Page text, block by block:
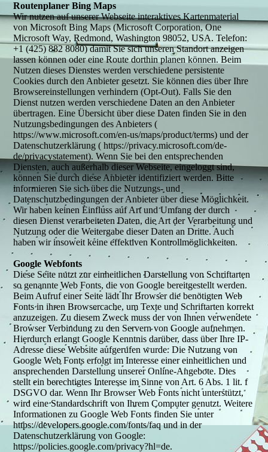
Routenplaner Bing Maps
Wir nutzen auf unserer Webseite interaktives Kartenmaterial
von Microsoft Bing Maps (Microsoft Corporation, One
Microsoft Way, Redmond, Washington 98052, USA. Telefon:
+1 (425) 882 8080) damit Sie sich unseren Standort anzeigen
lassen können oder eine Route dorthin planen können. Beim
Nutzen dieses Dienstes werden verschiedene persistente
Cookies durch den Anbieter gesetzt. Sie können dies über Ihre
Browsereinstellungen verhindern (Opt-Out). Falls Sie den
Dienst nutzen werden verschiedene Daten an den Anbieter
übertragen. Eine Übersicht über diese Daten finden Sie in den
Nutzungsbedingungen des Anbieters (
https://www.microsoft.com/en-us/maps/product/terms) und der
Datenschutzerklärung ( https://privacy.microsoft.com/de-
de/privacystatement). Wenn Sie bei den entsprechenden
Diensten, auch außerhalb dieser Webseite, eingeloggt sind,
können Sie durch diese Anbieter identifiziert werden. Bitte
informieren Sie sich über die Nutzungs- und
Datenschutzbedingungen der Anbieter über diese Möglichkeit.
Wir haben keinen Einfluss auf Art und Umfang der durch
diesen Dienst verarbeiteten Daten, die Art der Verarbeitung und
Nutzung oder die Weitergabe dieser Daten an Dritte. Auch
haben wir insoweit keine effektiven Kontrollmöglichkeiten.
Google Webfonts
Diese Seite nutzt zur einheitlichen Darstellung von Schriftarten
so genannte Web Fonts, die von Google bereitgestellt werden.
Beim Aufruf einer Seite lädt Ihr Browser die benötigten Web
Fonts in ihren Browsercache, um Texte und Schriftarten korrekt
anzuzeigen. Zu diesem Zweck muss der von Ihnen verwendete
Browser Verbindung zu den Servern von Google aufnehmen.
Hierdurch erlangt Google Kenntnis darüber, dass über Ihre IP-
Adresse diese Website aufgerufen wurde. Die Nutzung von
Google Web Fonts erfolgt im Interesse einer einheitlichen und
ansprechenden Darstellung unserer Online-Angebote. Dies
stellt ein berechtigtes Interesse im Sinne von Art. 6 Abs. 1 lit. f
DSGVO dar. Wenn Ihr Browser Web Fonts nicht unterstützt,
wird eine Standardschrift von Ihrem Computer genutzt. Weitere
Informationen zu Google Web Fonts finden Sie unter
https://developers.google.com/fonts/faq und in der
Datenschutzerklärung von Google:
https://policies.google.com/privacy?hl=de.